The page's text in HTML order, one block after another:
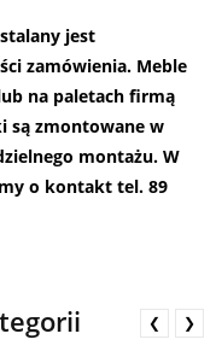
jest
zamówienia. Meble
na paletach firmą
są zmontowane w
montażu. W
o kontakt tel. 89
❮ ❯